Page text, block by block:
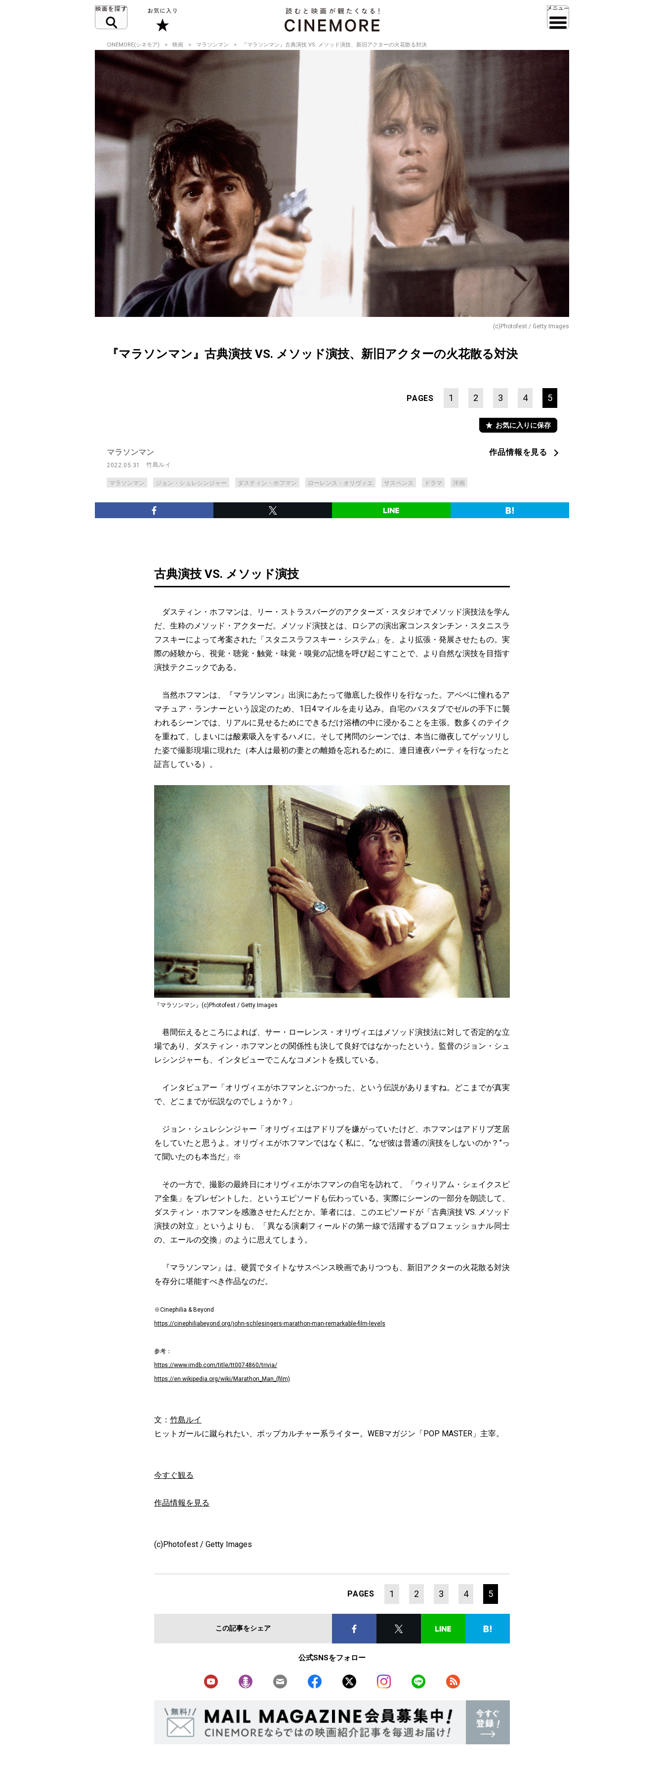
CINEMORE(シネモア) 映画 マラソンマン 『マラソンマン』古典演技 VS. メソッド演技、新旧アクターの火花散る対決
(c)Photofest / Getty Images
『マラソンマン』古典演技 VS. メソッド演技、新旧アクターの火花散る対決
PAGES 1 2 3 4 5
お気に入りに保存
マラソンマン
2022.05.31 竹島ルイ
マラソンマン ジョン・シュレシンジャー ダスティン・ホフマン ローレンス・オリヴィエ サスペンス ドラマ 洋画
作品情報を見る
古典演技 VS. メソッド演技
ダスティン・ホフマンは、リー・ストラスバーグのアクターズ・スタジオでメソッド演技法を学ん
だ、生粋のメソッド・アクターだ。メソッド演技とは、ロシアの演出家コンスタンチン・スタニスラ
フスキーによって考案された「スタニスラフスキー・システム」を、より拡張・発展させたもの。実
際の経験から、視覚・聴覚・触覚・味覚・嗅覚の記憶を呼び起こすことで、より自然な演技を目指す
演技テクニックである。
当然ホフマンは、『マラソンマン』出演にあたって徹底した役作りを行なった。アベベに憧れるア
マチュア・ランナーという設定のため、1日4マイルを走り込み。自宅のバスタブでゼルの手下に襲
われるシーンでは、リアルに見せるためにできるだけ浴槽の中に浸かることを主張。数多くのテイク
を重ねて、しまいには酸素吸入をするハメに。そして拷問のシーンでは、本当に徹夜してゲッソリし
た姿で撮影現場に現れた（本人は最初の妻との離婚を忘れるために、連日連夜パーティを行なったと
証言している）。
『マラソンマン』(c)Photofest / Getty Images
巷間伝えるところによれば、サー・ローレンス・オリヴィエはメソッド演技法に対して否定的な立
場であり、ダスティン・ホフマンとの関係性も決して良好ではなかったという。監督のジョン・シュ
レシンジャーも、インタビューでこんなコメントを残している。
インタビュアー「オリヴィエがホフマンとぶつかった、という伝説がありますね。どこまでが真実
で、どこまでが伝説なのでしょうか？」
ジョン・シュレシンジャー「オリヴィエはアドリブを嫌がっていたけど、ホフマンはアドリブ芝居
をしていたと思うよ。オリヴィエがホフマンではなく私に、“なぜ彼は普通の演技をしないのか？”っ
て聞いたのも本当だ」※
その一方で、撮影の最終日にオリヴィエがホフマンの自宅を訪れて、「ウィリアム・シェイクスピ
ア全集」をプレゼントした、というエピソードも伝わっている。実際にシーンの一部分を朗読して、
ダスティン・ホフマンを感激させたんだとか。筆者には、このエピソードが「古典演技 VS. メソッド
演技の対立」というよりも、「異なる演劇フィールドの第一線で活躍するプロフェッショナル同士
の、エールの交換」のように思えてしまう。
『マラソンマン』は、硬質でタイトなサスペンス映画でありつつも、新旧アクターの火花散る対決
を存分に堪能すべき作品なのだ。
※Cinephilia & Beyond
https://cinephiliabeyond.org/john-schlesingers-marathon-man-remarkable-film-levels
参考：
https://www.imdb.com/title/tt0074860/trivia/
https://en.wikipedia.org/wiki/Marathon_Man_(film)
文： 竹島ルイ
ヒットガールに蹴られたい、ポップカルチャー系ライター。WEBマガジン「POP MASTER」主宰。
今すぐ観る
作品情報を見る
(c)Photofest / Getty Images
PAGES 1 2 3 4 5
この記事をシェア
公式SNSをフォロー